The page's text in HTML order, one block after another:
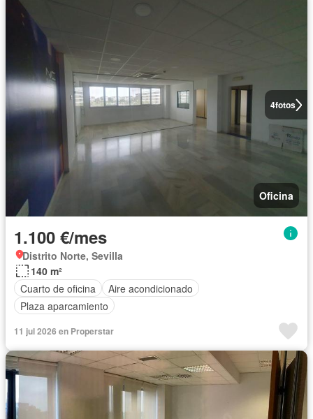
4fotos
Oficina
1.100 €/mes
Distrito Norte, Sevilla
140 m²
Cuarto de oficina
Aire acondicionado
Plaza aparcamiento
11 jul 2026 en Properstar